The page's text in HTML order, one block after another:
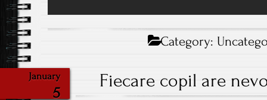
Category:
January
5
Fiecare copil are